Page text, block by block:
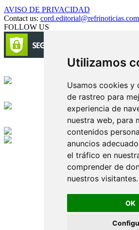
Utilizamos
Usamos cookies y
de rastreo para
experiencia de
nuestra web, para
contenidos
anuncios
el tráfico en
comprender de
nuestros visitantes.
OK
AVISO DE PRIVACIDAD
Contact us: cord.editorial@refrinoticias.com
FOLLOW US
Edición digital con tecnología
Playa Revolcadero 222 Col. Reforma
CIUDAD DE MEXICO
Conmutador CIUDAD DE MEXICO (+52)
© 2000-2026 BURO DE
S.A. Todos los derechos reservados
Todos los nombres, marcas, logotipos,
mencionados son propiedad de sus
Prohibida la reproducción total o parcial de
publicados incluyendo cualquier medio